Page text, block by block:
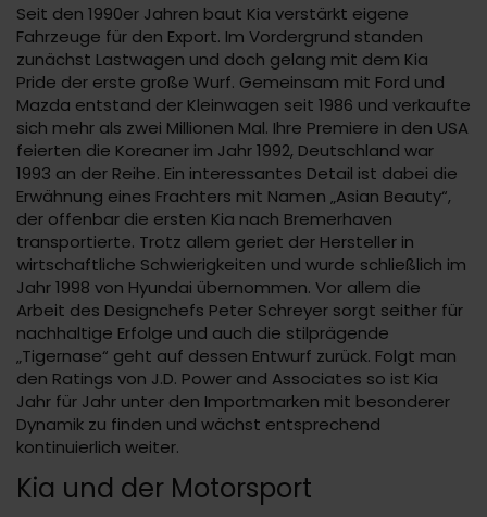
Seit den 1990er Jahren baut Kia verstärkt eigene
Fahrzeuge für den Export. Im Vordergrund standen
zunächst Lastwagen und doch gelang mit dem Kia
Pride der erste große Wurf. Gemeinsam mit Ford und
Mazda entstand der Kleinwagen seit 1986 und verkaufte
sich mehr als zwei Millionen Mal. Ihre Premiere in den USA
feierten die Koreaner im Jahr 1992, Deutschland war
1993 an der Reihe. Ein interessantes Detail ist dabei die
Erwähnung eines Frachters mit Namen „Asian Beauty“,
der offenbar die ersten Kia nach Bremerhaven
transportierte. Trotz allem geriet der Hersteller in
wirtschaftliche Schwierigkeiten und wurde schließlich im
Jahr 1998 von Hyundai übernommen. Vor allem die
Arbeit des Designchefs Peter Schreyer sorgt seither für
nachhaltige Erfolge und auch die stilprägende
„Tigernase“ geht auf dessen Entwurf zurück. Folgt man
den Ratings von J.D. Power and Associates so ist Kia
Jahr für Jahr unter den Importmarken mit besonderer
Dynamik zu finden und wächst entsprechend
kontinuierlich weiter.
Kia und der Motorsport